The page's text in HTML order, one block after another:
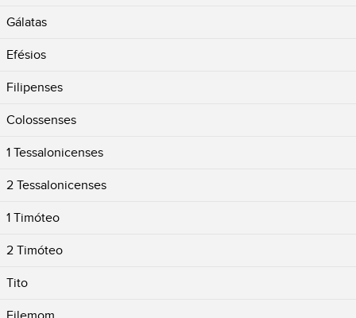
Gálatas
Efésios
Filipenses
Colossenses
1 Tessalonicenses
2 Tessalonicenses
1 Timóteo
2 Timóteo
Tito